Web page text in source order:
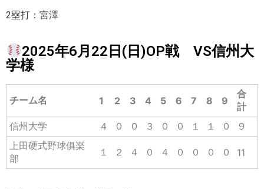
2塁打：宮澤
2025年6月22日(日)OP戦 VS信州大
学様
チーム名 1 2 3 4 5 6 7 8 9
合
計
信州大学
４ ０ ０ ３ ０ ０ １ １ ０
９
上田硬式野球俱楽
部
１ ２ ４ ０ ４ ０ ０ ０ ０ 11